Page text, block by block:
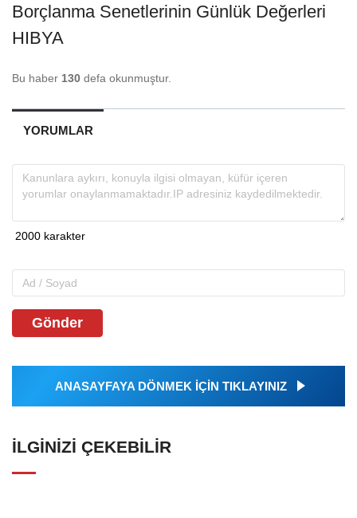
Borçlanma Senetlerinin Günlük Değerleri
HIBYA
Bu haber 130 defa okunmuştur.
YORUMLAR
Gönder
ANASAYFAYA DÖNMEK İÇİN TIKLAYINIZ
İLGINIZI ÇEKEBILIR